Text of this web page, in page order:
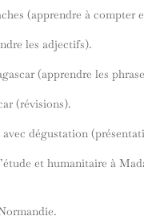
(apprendre à compter
les adjectifs).
(apprendre les
(révisions).
avec dégustation
et humanitaire à